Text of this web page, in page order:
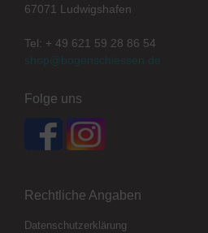
67071 Ludwigshafen
Tel: + 49 621 59 28 86 54
shop@bogenschiessen.de
Folge uns
Rechtliche Angaben
Datenschutzerklärung